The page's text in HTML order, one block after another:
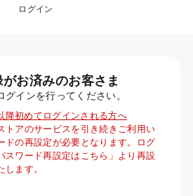
ログイン
お済みのお客さま
グインを行ってください。
降初めてログインされる方へ
トアのサービスを引き続きご利用い
ドの再設定が必要となります。ログ
スワード再設定はこちら」より再設
ます。